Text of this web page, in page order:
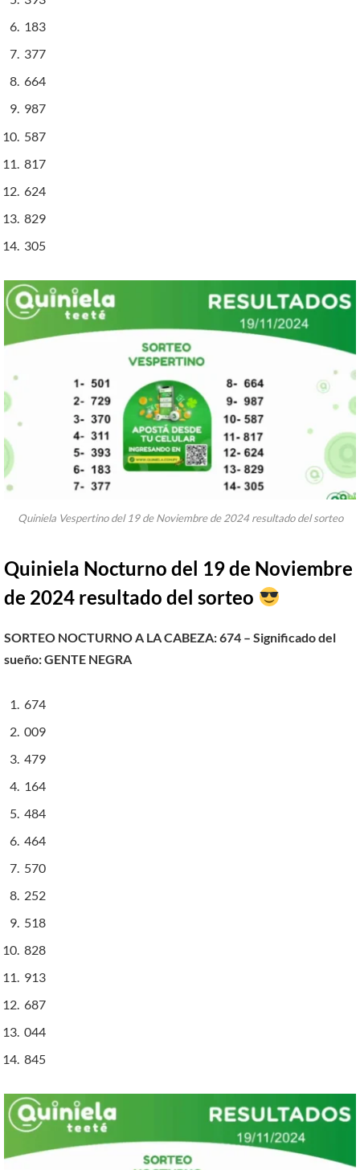
183
377
664
987
587
817
624
829
305
Quiniela Vespertino del 19 de Noviembre de 2024 resultado del sorteo
Quiniela Nocturno del 19 de Noviembre
de 2024 resultado del sorteo
SORTEO NOCTURNO A LA CABEZA: 674 – Significado del
sueño: GENTE NEGRA
674
009
479
164
484
464
570
252
518
828
913
687
044
845